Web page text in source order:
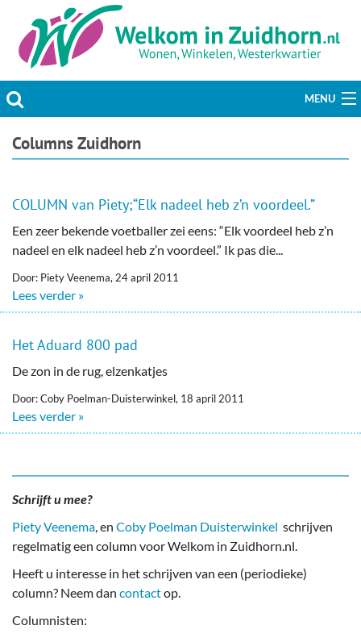
MENU
Actueel
Welzijn & Maatschappij
Bedrijven
Prikbord & Aanbiedingen
Columns Zuidhorn
COLUMN van Piety;“Elk nadeel heb z’n voordeel.”
Een zeer bekende voetballer zei eens: “Elk voordeel heb z’n
nadeel en elk nadeel heb z’n voordeel.” Ik pas die...
Door: Piety Veenema, 24 april 2011
Lees verder »
Het Aduard 800 pad
De zon in de rug, elzenkatjes
Door: Coby Poelman-Duisterwinkel, 18 april 2011
Lees verder »
Schrijft u mee?
Piety Veenema , en Coby Poelman Duisterwinkel schrijven
regelmatig een column voor Welkom in Zuidhorn.nl.
Heeft u interesse in het schrijven van een (periodieke)
column? Neem dan contactop.
Columnisten: